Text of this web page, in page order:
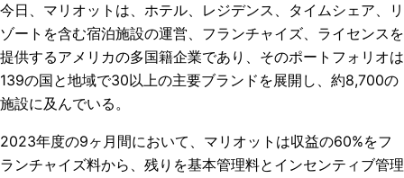
今日、マリオットは、ホテル、レジデンス、タイムシェア、リ
ゾートを含む宿泊施設の運営、フランチャイズ、ライセンスを
提供するアメリカの多国籍企業であり、そのポートフォリオは
139の国と地域で30以上の主要ブランドを展開し、約8,700の
施設に及んでいる。
2023年度の9ヶ月間において、マリオットは収益の60%をフ
ランチャイズ料から、残りを基本管理料とインセンティブ管理